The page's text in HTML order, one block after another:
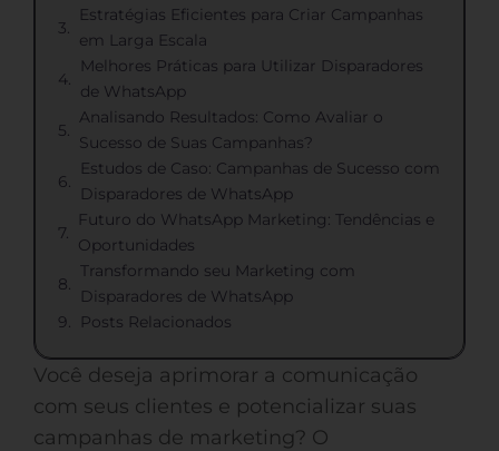
Estratégias Eficientes para Criar Campanhas
em Larga Escala
Melhores Práticas para Utilizar Disparadores
de WhatsApp
Analisando Resultados: Como Avaliar o
Sucesso de Suas Campanhas?
Estudos de Caso: Campanhas de Sucesso com
Disparadores de WhatsApp
Futuro do WhatsApp Marketing: Tendências e
Oportunidades
Transformando seu Marketing com
Disparadores de WhatsApp
Posts Relacionados
Você deseja aprimorar a comunicação
com seus clientes e potencializar suas
campanhas de marketing? O